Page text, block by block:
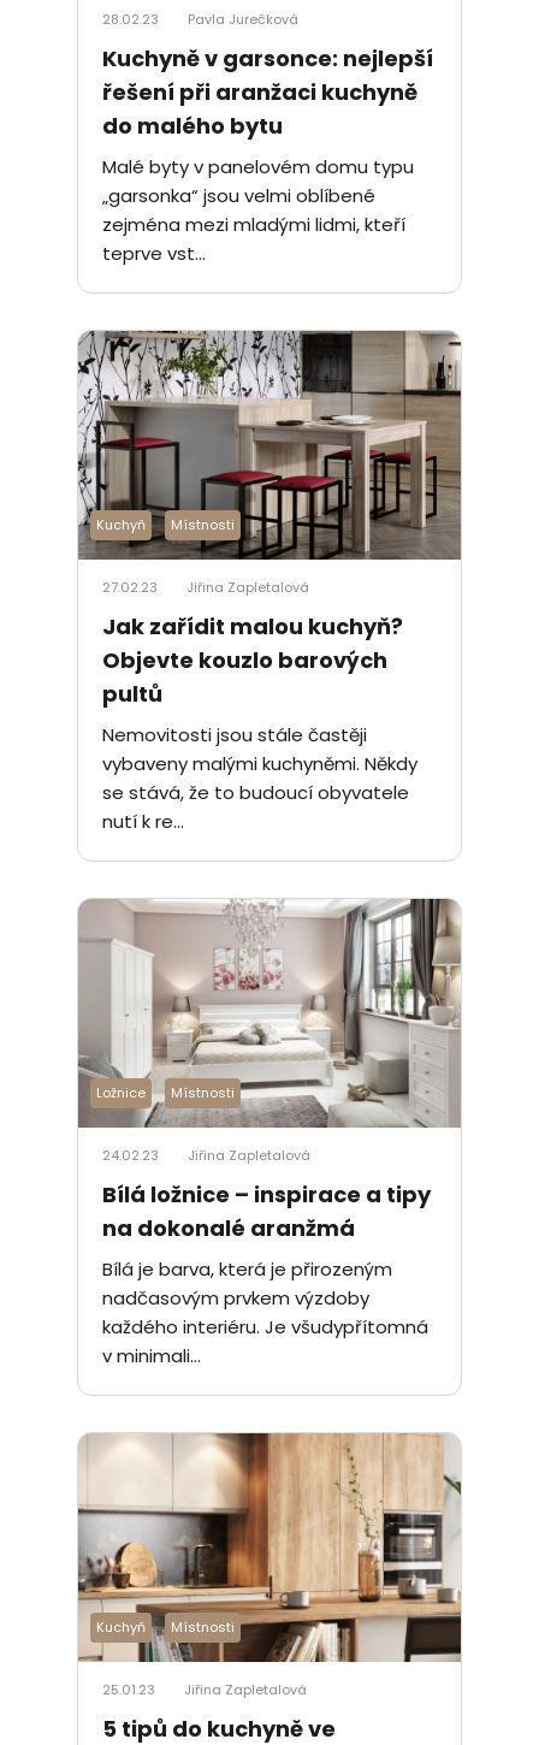
28.02.23 Pavla Jurečková
Kuchyně v garsonce: nejlepší
řešení při aranžaci kuchyně
do malého bytu
Malé byty v panelovém domu typu
„garsonka“ jsou velmi oblíbené
zejména mezi mladými lidmi, kteří
teprve vst...
Kuchyň Místnosti
27.02.23 Jiřina Zapletalová
Jak zařídit malou kuchyň?
Objevte kouzlo barových
pultů
Nemovitosti jsou stále častěji
vybaveny malými kuchyněmi. Někdy
se stává, že to budoucí obyvatele
nutí k re...
Ložnice Místnosti
24.02.23 Jiřina Zapletalová
Bílá ložnice – inspirace a tipy
na dokonalé aranžmá
Bílá je barva, která je přirozeným
nadčasovým prvkem výzdoby
každého interiéru. Je všudypřítomná
v minimali...
Kuchyň Místnosti
25.01.23 Jiřina Zapletalová
5 tipů do kuchyně ve